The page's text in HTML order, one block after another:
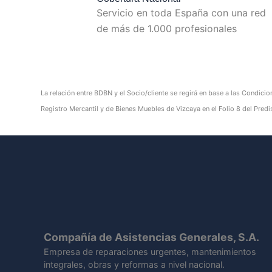
Servicio en toda España con una red
de más de 1.000 profesionales
La relación entre BDBN y el Socio/cliente se regirá en base a las
Registro Mercantil y de Bienes Muebles de Vizcaya en el Folio 8 del
Compañía de Asistencias Generales, S.A.
Empresa de reparaciones urgentes, mantenimientos
integrales, obras y reformas a nivel nacional.